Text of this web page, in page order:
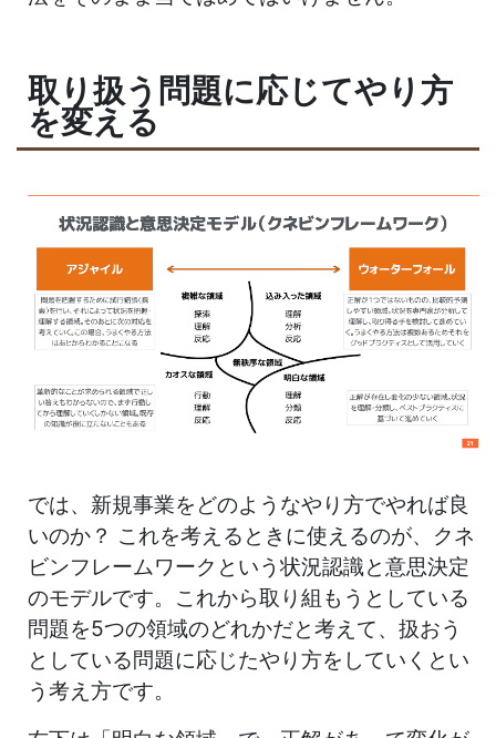
取り扱う問題に応じてやり方
を変える
では、新規事業をどのようなやり方でやれば良
いのか？ これを考えるときに使えるのが、クネ
ビンフレームワークという状況認識と意思決定
のモデルです。これから取り組もうとしている
問題を5つの領域のどれかだと考えて、扱おう
としている問題に応じたやり方をしていくとい
う考え方です。